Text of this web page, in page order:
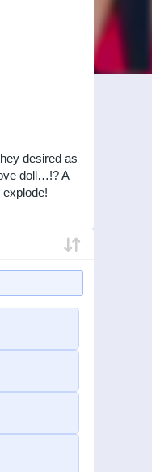
desired as
doll…!? A